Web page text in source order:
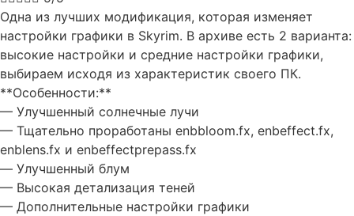
Одна из лучших модификация, которая изменяет
настройки графики в Skyrim. В архиве есть 2 варианта:
высокие настройки и средние настройки графики,
выбираем исходя из характеристик своего ПК.
**Особенности:**
— Улучшенный солнечные лучи
— Тщательно проработаны enbbloom.fx, enbeffect.fx,
enblens.fx и enbeffectprepass.fx
— Улучшенный блум
— Высокая детализация теней
— Дополнительные настройки графики